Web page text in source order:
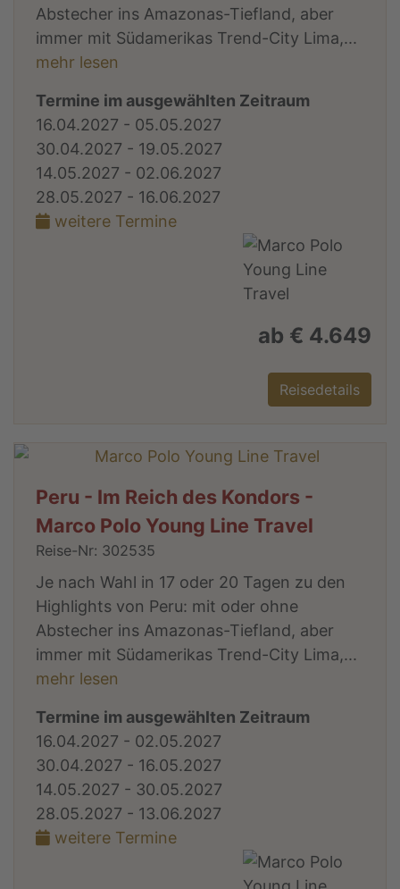
Abstecher ins Amazonas-Tiefland, aber
immer mit Südamerikas Trend-City Lima,...
mehr lesen
Termine im ausgewählten Zeitraum
16.04.2027 - 05.05.2027
30.04.2027 - 19.05.2027
14.05.2027 - 02.06.2027
28.05.2027 - 16.06.2027
weitere Termine
ab € 4.649
Reisedetails
Peru - Im Reich des Kondors -
Marco Polo Young Line Travel
Reise-Nr: 302535
Je nach Wahl in 17 oder 20 Tagen zu den
Highlights von Peru: mit oder ohne
Abstecher ins Amazonas-Tiefland, aber
immer mit Südamerikas Trend-City Lima,...
mehr lesen
Termine im ausgewählten Zeitraum
16.04.2027 - 02.05.2027
30.04.2027 - 16.05.2027
14.05.2027 - 30.05.2027
28.05.2027 - 13.06.2027
weitere Termine